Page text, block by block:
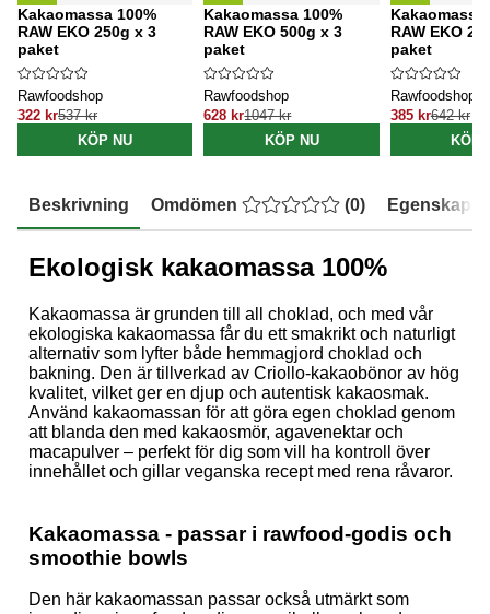
Kakaomassa 100%
RAW EKO 250g x 3
paket
Rawfoodshop
322 kr537 kr
KÖP NU
Kakaomassa 100%
RAW EKO 500g x 3
paket
Rawfoodshop
628 kr1047 kr
KÖP NU
RAW EKO
paket
Rawfoodshop
385 kr642 kr
KÖP
Beskrivning Omdömen (0) Egenskaper
Ekologisk kakaomassa 100%
Kakaomassa är grunden till all choklad, och med vår
ekologiska kakaomassa får du ett smakrikt och naturligt
alternativ som lyfter både hemmagjord choklad och
bakning. Den är tillverkad av Criollo-kakaobönor av hög
kvalitet, vilket ger en djup och autentisk kakaosmak.
Använd kakaomassan för att göra egen choklad genom
att blanda den med kakaosmör, agavenektar och
macapulver – perfekt för dig som vill ha kontroll över
innehållet och gillar veganska recept med rena råvaror.
Kakaomassa - passar i rawfood-godis och
smoothie bowls
Den här kakaomassan passar också utmärkt som